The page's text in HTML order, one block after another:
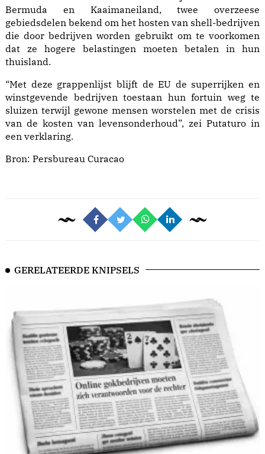
Bermuda en Kaaimaneiland, twee overzeese
gebiedsdelen bekend om het hosten van shell-bedrijven
die door bedrijven worden gebruikt om te voorkomen
dat ze hogere belastingen moeten betalen in hun
thuisland.
“Met deze grappenlijst blijft de EU de superrijken en
winstgevende bedrijven toestaan ​​hun fortuin weg te
sluizen terwijl gewone mensen worstelen met de crisis
van de kosten van levensonderhoud”, zei Putaturo in
een verklaring.
Bron: Persbureau Curacao
GERELATEERDE KNIPSELS